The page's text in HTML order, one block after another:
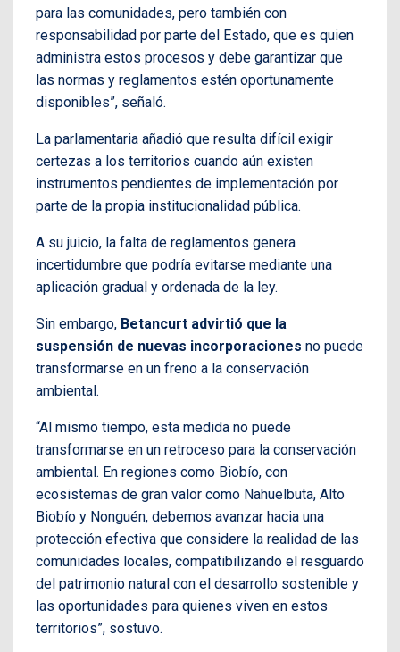
para las comunidades, pero también con
responsabilidad por parte del Estado, que es quien
administra estos procesos y debe garantizar que
las normas y reglamentos estén oportunamente
disponibles”, señaló.
La parlamentaria añadió que resulta difícil exigir
certezas a los territorios cuando aún existen
instrumentos pendientes de implementación por
parte de la propia institucionalidad pública.
A su juicio, la falta de reglamentos genera
incertidumbre que podría evitarse mediante una
aplicación gradual y ordenada de la ley.
Sin embargo, Betancurt advirtió que la
suspensión de nuevas incorporaciones no puede
transformarse en un freno a la conservación
ambiental.
“Al mismo tiempo, esta medida no puede
transformarse en un retroceso para la conservación
ambiental. En regiones como Biobío, con
ecosistemas de gran valor como Nahuelbuta, Alto
Biobío y Nonguén, debemos avanzar hacia una
protección efectiva que considere la realidad de las
comunidades locales, compatibilizando el resguardo
del patrimonio natural con el desarrollo sostenible y
las oportunidades para quienes viven en estos
territorios”, sostuvo.